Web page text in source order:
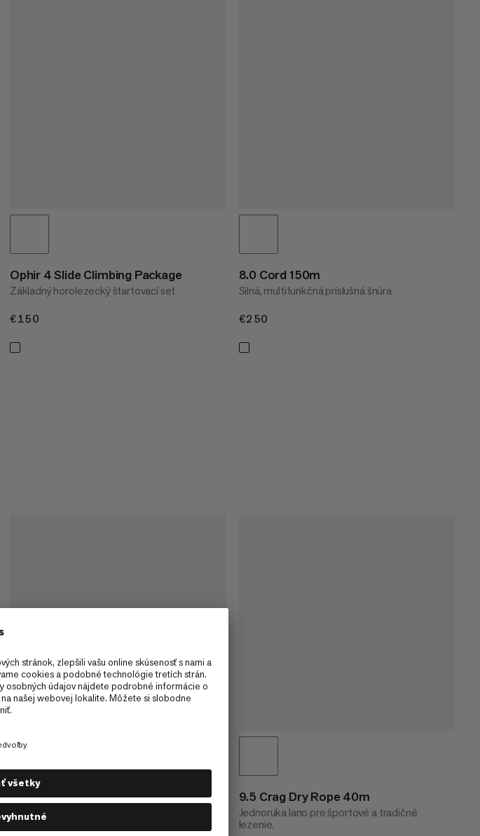
Ophir 4 Slide Climbing Package
Základný horolezecký štartovací set
€150
8.0 Cord 150m
Silná, multifunkčná príslušná šnúra
€250
Adam Ondra 8.7 We Care Dry
Rope 70m
Výkonná horolezecká lano
9.5 Crag Dry Rope 40m
Jednoruka lano pre športové a tradičné
lezenie.